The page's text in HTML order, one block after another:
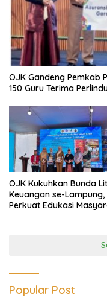
OJK Gandeng Pemkab
150 Guru Terima
OJK Kukuhkan Bunda
Keuangan se-Lampung,
Perkuat Edukasi
Popular Post